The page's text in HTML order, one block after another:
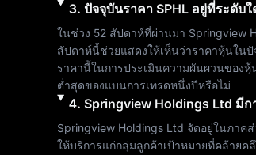
3. ปัจจุบันราคา SPHLอยู่ที่ระดับใ
ในช่วง 52 สัปดาห์ที่ผ่านมา Springview
สัปดาห์นี้ช่วยแสดงให้เห็นว่าราคาหุ้นใน
ราคานี้ในการประเมินความผันผวนของ
ต่ำสุดของแบนการเทรดหนึ่งปีหรือไม่
4. Springview Holdings Ltd มีก
Springview Holdings Ltd จัดอยู่ในภาค
ให้บริการแก่กลุ่มลูกค้าเป้าหมายที่คล้ายค